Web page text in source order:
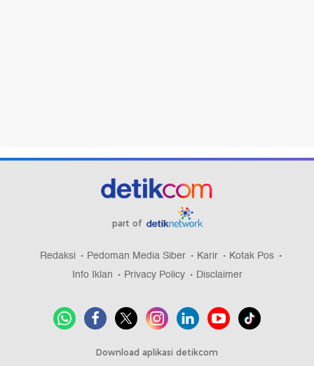
part of
Redaksi Pedoman Media Siber Karir
Kotak Pos
Info Iklan
Privacy Policy Disclaimer
Download aplikasi detikcom